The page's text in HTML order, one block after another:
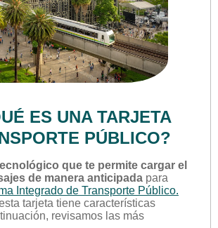
ES UNA TARJETA
PÚBLICO?
que te permite cargar el
de manera anticipada para
Integrado de Transporte Público.
tarjeta tiene características
revisamos las más